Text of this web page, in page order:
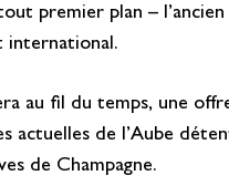
premier plan –
international.
au fil du temps, une
actuelles de l’Aube
de Champagne.